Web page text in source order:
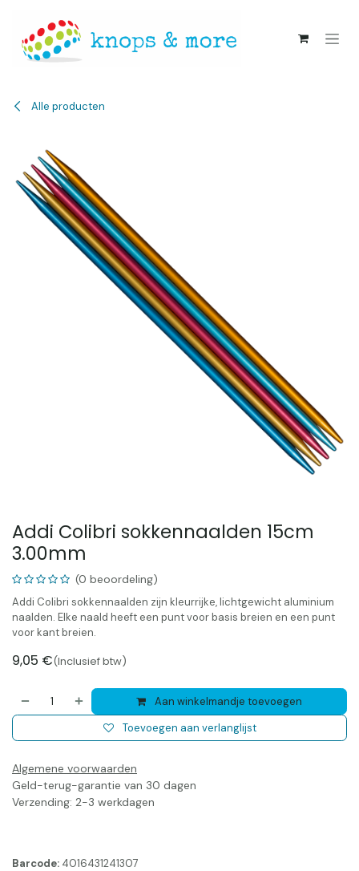
Alle producten
Addi Colibri sokkennaalden 15cm
3.00mm
(0 beoordeling)
Addi Colibri sokkennaalden zijn kleurrijke, lichtgewicht aluminium
naalden. Elke naald heeft een punt voor basis breien en een punt
voor kant breien.
9,05 €(Inclusief btw)
Aan winkelmandje toevoegen
Toevoegen aan verlanglijst
Algemene voorwaarden
Geld-terug-garantie van 30 dagen
Verzending: 2-3 werkdagen
Barcode: 4016431241307